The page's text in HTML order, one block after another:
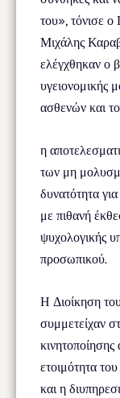
του», τόνισε
Μιχάλης
ελέγχθηκαν ο
υγειονομικής
ασθενών και
η
των μη
δυνατότητα
με πιθανή
ψυχολογικής
προσωπικού.
Η Διοίκηση
συμμετείχαν
ετοιμότητα
και η